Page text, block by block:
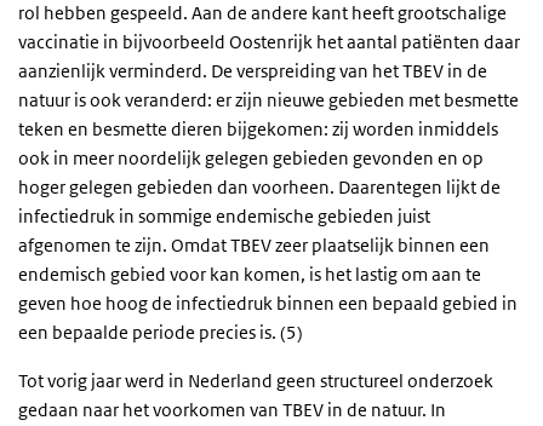
rol hebben gespeeld. Aan de andere kant heeft grootschalige
vaccinatie in bijvoorbeeld Oostenrijk het aantal patiënten daar
aanzienlijk verminderd. De verspreiding van het TBEV in de
natuur is ook veranderd: er zijn nieuwe gebieden met besmette
teken en besmette dieren bijgekomen: zij worden inmiddels
ook in meer noordelijk gelegen gebieden gevonden en op
hoger gelegen gebieden dan voorheen. Daarentegen lijkt de
infectiedruk in sommige endemische gebieden juist
afgenomen te zijn. OmdatTBEVzeer plaatselijk binnen een
endemisch gebied voor kan komen, is het lastig om aan te
geven hoe hoog de infectiedruk binnen een bepaald gebied in
een bepaalde periode precies is. (5)
Tot vorig jaar werd in Nederland geen structureel onderzoek
gedaan naar het voorkomen van TBEV in de natuur. In